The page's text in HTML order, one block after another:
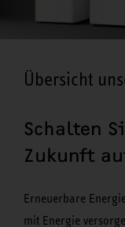
Übersicht
Schalten
Zukunft
Erneuerbare
mit Energie